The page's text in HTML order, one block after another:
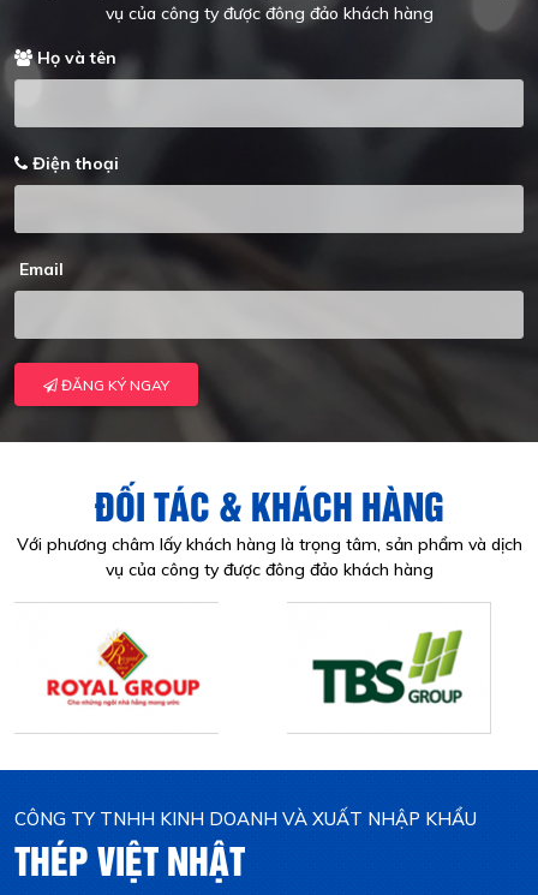
vụ của công ty được đông đảo khách hàng
Họ và tên
Điện thoại
Email
ĐĂNG KÝ NGAY
ĐỐI TÁC & KHÁCH HÀNG
Với phương châm lấy khách hàng là trọng tâm, sản phẩm và dịch
vụ của công ty được đông đảo khách hàng
CÔNG TY TNHH KINH DOANH VÀ XUẤT NHẬP KHẨU
THÉP VIỆT NHẬT